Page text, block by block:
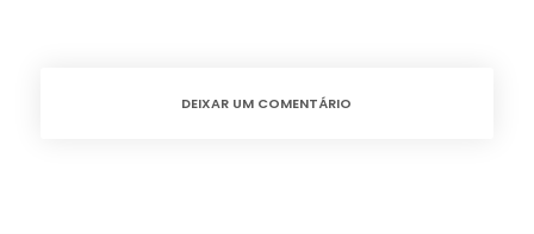
DEIXAR UM COMENTÁRIO